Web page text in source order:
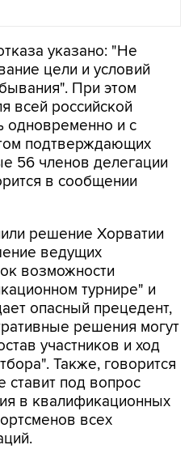
указано: "Не
цели и условий
При этом
всей российской
одновременно и с
подтверждающих
56 членов делегации
в сообщении
решение Хорватии
ведущих
возможности
турнире" и
опасный прецедент,
решения могут
участников и ход
Также, говорится
под вопрос
в квалификационных
всех